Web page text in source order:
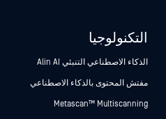
التكنولوجيا
الذكاء الاصطناعي التنبئي Alin AI
مفتش المحتوى بالذكاء الاصطناعي
Metascan™ Multiscanning